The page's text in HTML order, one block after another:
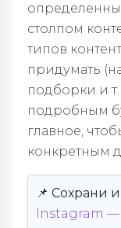
столпом
типов
придумать
подборки и
подробным
главное,
конкретным
📌 Сохрани
Instagram —